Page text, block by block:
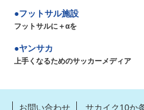
フットサル施設
フットサルに＋αを
ヤンサカ
上手くなるためのサッカーメディア
お問い合わせ サカイク10か